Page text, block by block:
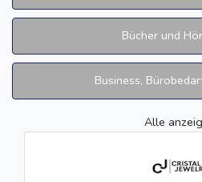
Bücher und
Business,
Alle